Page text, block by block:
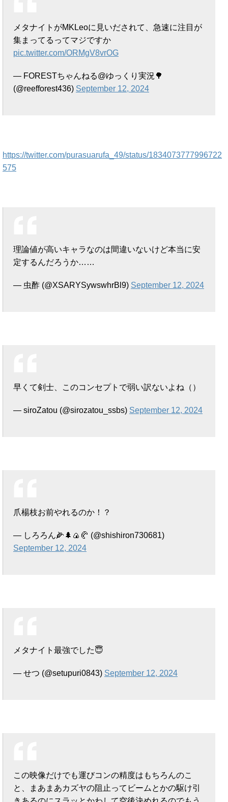
メタナイトがMKLeoに見いだされて、急速に注目が
集まってるってマジですか
pic.twitter.com/ORMgV8vrOG
— FORESTちゃんねる@ゆっくり実況🌳
(@reefforest436) September 12, 2024
https://twitter.com/purasuarufa_49/status/1834073777996722
575
理論値が高いキャラなのは間違いないけど本当に安
定するんだろうか……
— 虫酢 (@XSARYSywswhrBl9) September 12, 2024
早くて剣士、このコンセプトで弱い訳ないよね（）
— siroZatou (@sirozatou_ssbs) September 12, 2024
爪楊枝お前やれるのか！？
— しろろん🌽🌲🍙🥐 (@shishiron730681)
September 12, 2024
メタナイト最強でした😇
— せつ (@setupuri0843) September 12, 2024
この映像だけでも運びコンの精度はもちろんのこ
と、まあまあカズヤの阻止ってビームとかの駆け引